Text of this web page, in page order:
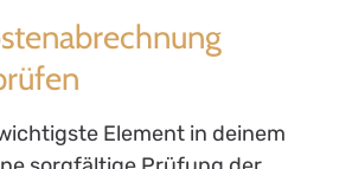
Element in deinem